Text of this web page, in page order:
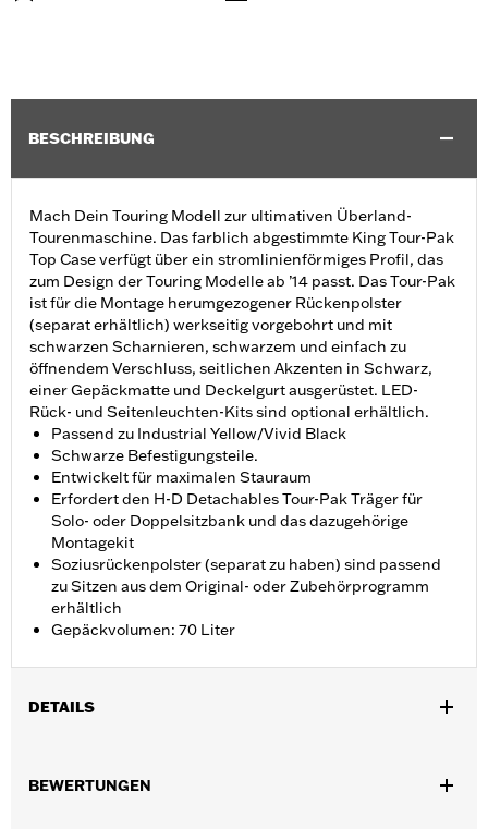
BESCHREIBUNG
Mach Dein Touring Modell zur ultimativen Überland-
Tourenmaschine. Das farblich abgestimmte King Tour-Pak
Top Case verfügt über ein stromlinienförmiges Profil, das
zum Design der Touring Modelle ab ’14 passt. Das Tour-Pak
ist für die Montage herumgezogener Rückenpolster
(separat erhältlich) werkseitig vorgebohrt und mit
schwarzen Scharnieren, schwarzem und einfach zu
öffnendem Verschluss, seitlichen Akzenten in Schwarz,
einer Gepäckmatte und Deckelgurt ausgerüstet. LED-
Rück- und Seitenleuchten-Kits sind optional erhältlich.
Passend zu Industrial Yellow/Vivid Black
Schwarze Befestigungsteile.
Entwickelt für maximalen Stauraum
Erfordert den H-D Detachables Tour-Pak Träger für
Solo- oder Doppelsitzbank und das dazugehörige
Montagekit
Soziusrückenpolster (separat zu haben) sind passend
zu Sitzen aus dem Original- oder Zubehörprogramm
erhältlich
Gepäckvolumen: 70 Liter
DETAILS
Glide® Standard und ausgewählte CVO™ Modelle ab ’14 (außer
BEWERTUNGEN